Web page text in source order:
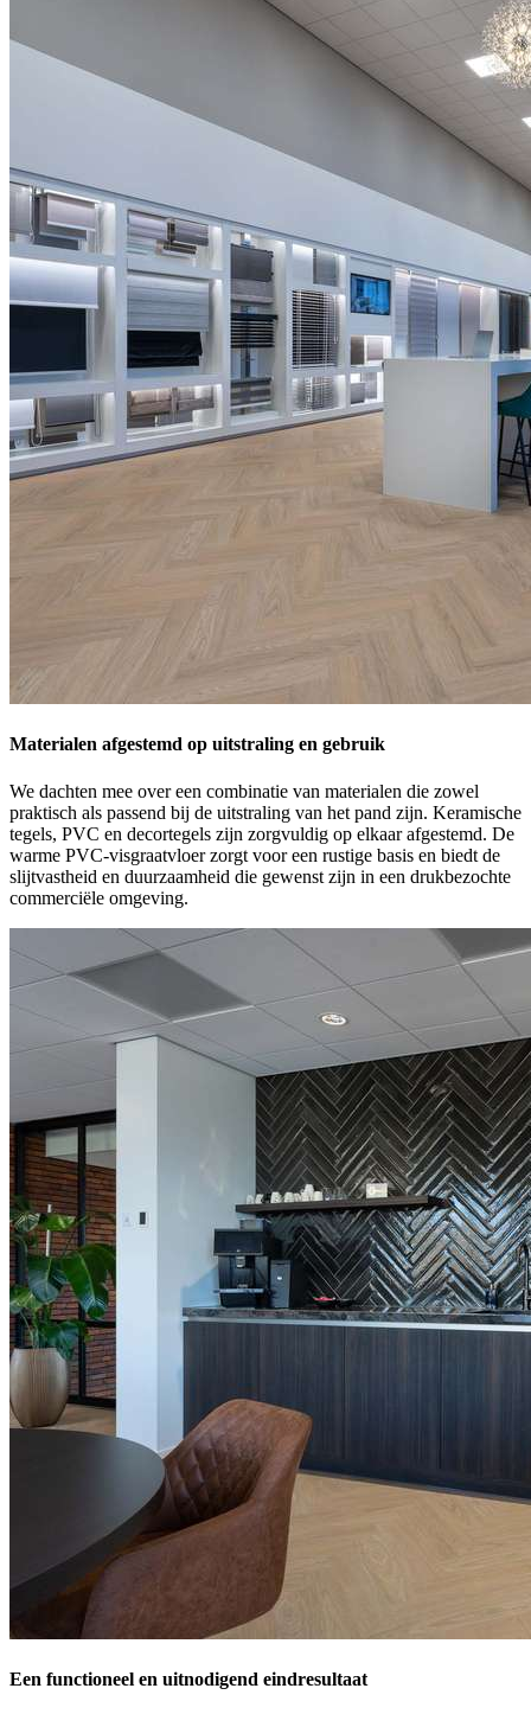
Materialen afgestemd op uitstraling en gebruik
We dachten mee over een combinatie van materialen die zowel
praktisch als passend bij de uitstraling van het pand zijn. Keramische
tegels, PVC en decortegels zijn zorgvuldig op elkaar afgestemd. De
warme PVC-visgraatvloer zorgt voor een rustige basis en biedt de
slijtvastheid en duurzaamheid die gewenst zijn in een drukbezochte
commerciële omgeving.
Een functioneel en uitnodigend eindresultaat